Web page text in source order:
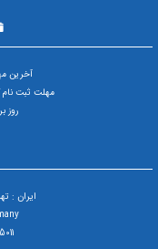
آخرین
مهلت ثبت
روز
ایران :